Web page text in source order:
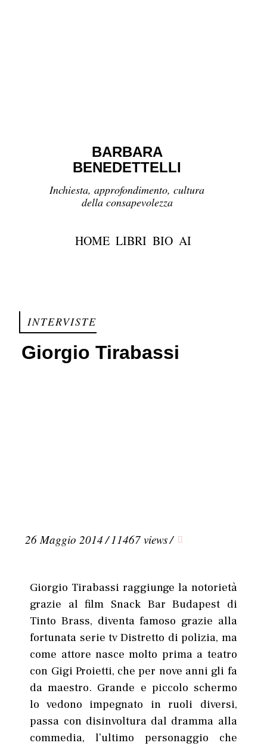
BARBARA
BENEDETTELLI
Inchiesta, approfondimento, cultura
della consapevolezza
HOME LIBRI BIO AI
INTERVISTE
Giorgio Tirabassi
26 Maggio 2014 / 11467 views/
Giorgio Tirabassi raggiunge la notorietà
grazie al film Snack Bar Budapest di
Tinto Brass, diventa famoso grazie alla
fortunata serie tv Distretto di polizia, ma
come attore nasce molto prima a teatro
con Gigi Proietti, che per nove anni gli fa
da maestro. Grande e piccolo schermo
lo vedono impegnato in ruoli diversi,
passa con disinvoltura dal dramma alla
commedia, l’ultimo personaggio che